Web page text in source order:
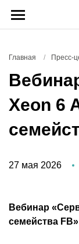
Главная / Пресс-
Xeon 6
27 мая 2026
Вебинар
семейства